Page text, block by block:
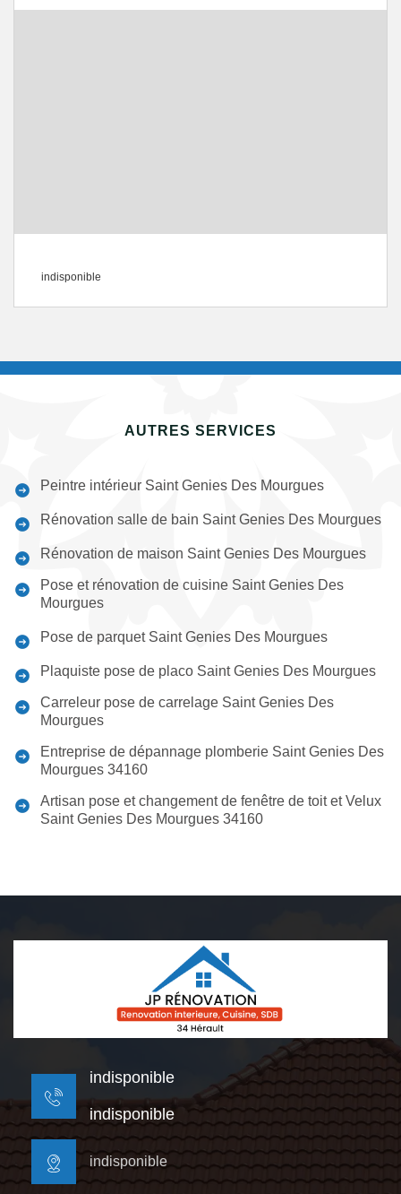
indisponible
AUTRES SERVICES
Peintre intérieur Saint Genies Des Mourgues
Rénovation salle de bain Saint Genies Des Mourgues
Rénovation de maison Saint Genies Des Mourgues
Pose et rénovation de cuisine Saint Genies Des
Mourgues
Pose de parquet Saint Genies Des Mourgues
Plaquiste pose de placo Saint Genies Des Mourgues
Carreleur pose de carrelage Saint Genies Des
Mourgues
Entreprise de dépannage plomberie Saint Genies Des
Mourgues 34160
Artisan pose et changement de fenêtre de toit et Velux
Saint Genies Des Mourgues 34160
indisponible
indisponible
indisponible